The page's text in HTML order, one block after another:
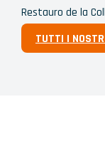
Restauro de la
TUTTI I